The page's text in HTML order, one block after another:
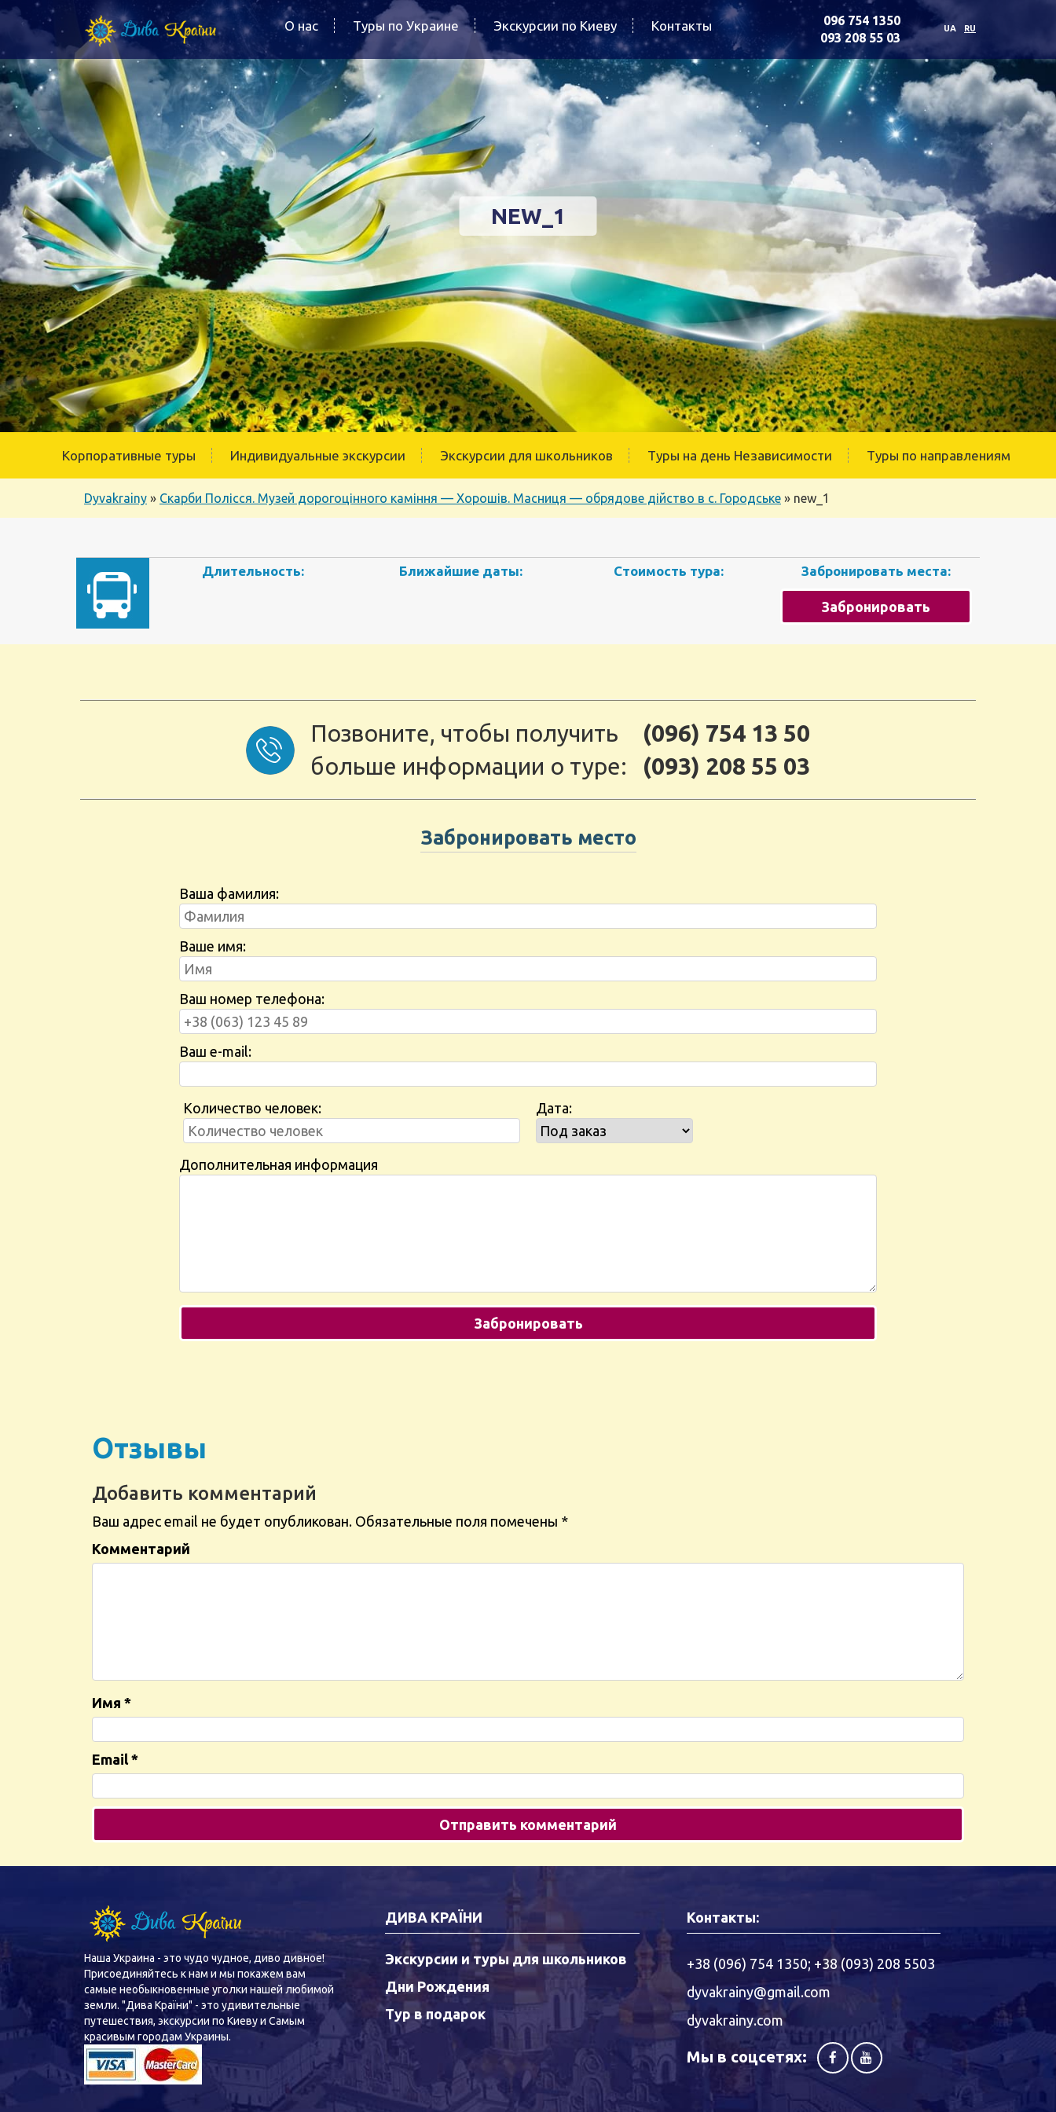
О нас Туры по Украине Экскурсии по Киеву Контакты
096 754 1350
093 208 55 03
UA RU
NEW_1
Корпоративные туры Индивидуальные экскурсии Экскурсии для школьников Туры на день Независимости Туры по направлениям
Dyvakrainy » Скарби Полісся. Музей дорогоцінного каміння — Хорошів. Масниця — обрядове дійство в с. Городське » new_1
Длительность: Ближайшие даты: Стоимость тура: Забронировать места:
Забронировать
Позвоните, чтобы получить
больше информации о туре:
(096) 754 13 50
(093) 208 55 03
Забронировать место
Ваша фамилия:
Ваше имя:
Ваш номер телефона:
Ваш e-mail:
Количество человек: Дата:
Дополнительная информация
Отзывы
Добавить комментарий
Ваш адрес email не будет опубликован. Обязательные поля помечены *
Комментарий
Имя *
Email *
Наша Украина - это чудо чудное, диво дивное!
Присоединяйтесь к нам и мы покажем вам
самые необыкновенные уголки нашей любимой
земли. "Дива Країни" - это удивительные
путешествия, экскурсии по Киеву и Самым
красивым городам Украины.
ДИВА КРАЇНИ
Экскурсии и туры для школьников
Дни Рождения
Тур в подарок
Контакты:
+38 (096) 754 1350; +38 (093) 208 5503
dyvakrainy@gmail.com
dyvakrainy.com
Мы в соцсетях: